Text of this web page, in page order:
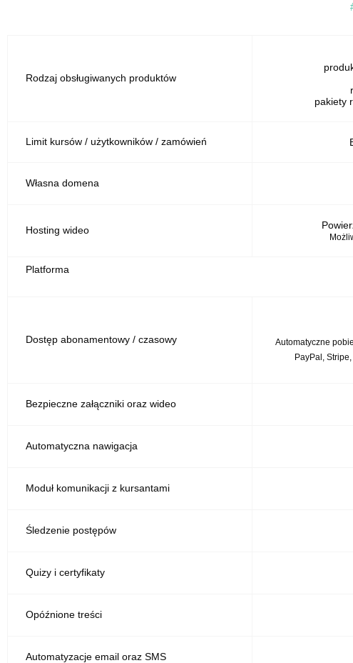
Rodzaj obsługiwanych produktów
pakiety
Limit kursów / użytkowników / zamówień
Własna domena
Hosting wideo
Platforma
Dostęp abonamentowy / czasowy
Automatyczne
PayPal,
Bezpieczne załączniki oraz wideo
Automatyczna nawigacja
Moduł komunikacji z kursantami
Śledzenie postępów
Quizy i certyfikaty
Opóźnione treści
Automatyzacje email oraz SMS